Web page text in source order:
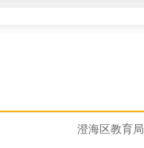
澄海区教育局